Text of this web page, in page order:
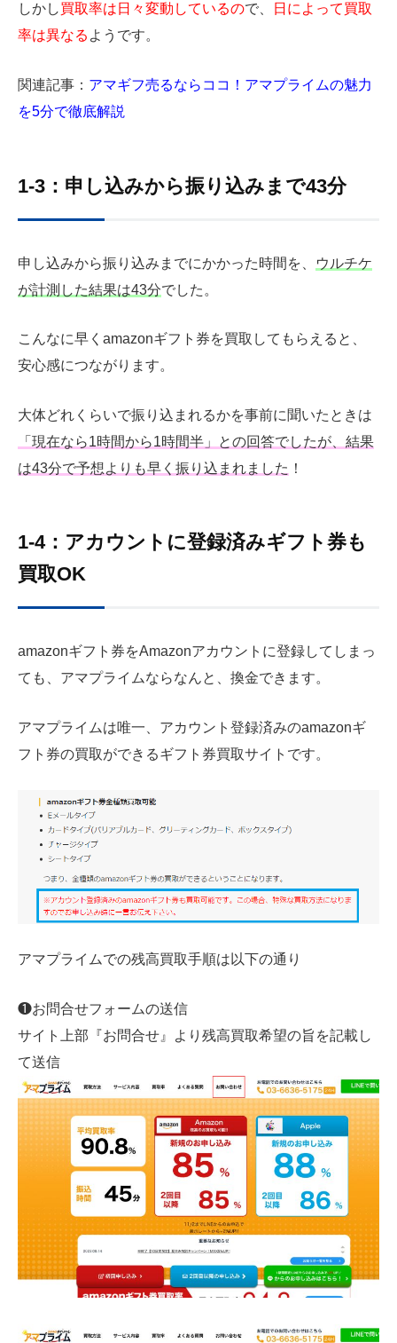
しかし買取率は日々変動しているので、
日によって買取
率は異なる ようです。
関連記事： アマギフ売るならココ！アマプライムの魅力
を5分で徹底解説
1-3：申し込みから振り込みまで43分
申し込みから振り込みまでにかかった時間を、
ウルチケ
が計測した結果は43分でした。
こんなに早くamazonギフト券を買取してもらえると、
安心感につながります。
大体どれくらいで振り込まれるかを事前に聞いたときは
「現在なら1時間から1時間半」との回答でしたが、結果
は43分で予想よりも早く振り込まれました ！
1-4：アカウントに登録済みギフト券も
買取OK
amazonギフト券をAmazonアカウントに登録してしまっ
ても、アマプライムならなんと、換金できます。
アマプライムは唯一、アカウント登録済みのamazonギ
フト券の買取ができるギフト券買取サイトです。
アマプライムでの残高買取手順は以下の通り
❶お問合せフォームの送信
サイト上部『お問合せ』より残高買取希望の旨を記載し
て送信